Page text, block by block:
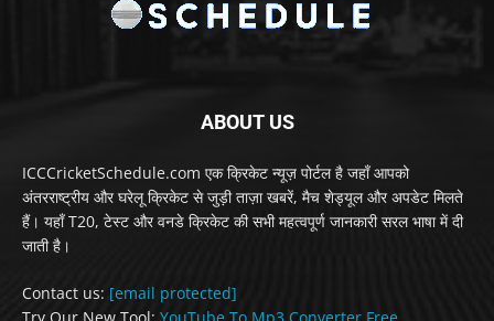
ABOUT US
ICCCricketSchedule.com एक क्रिकेट न्यूज़ पोर्टल है जहाँ आपको
अंतरराष्ट्रीय और घरेलू क्रिकेट से जुड़ी ताज़ा खबरें, मैच शेड्यूल और अपडेट मिलते
हैं। यहाँ T20, टेस्ट और वनडे क्रिकेट की सभी महत्वपूर्ण जानकारी सरल भाषा में दी
जाती है।
Contact us: [email protected]